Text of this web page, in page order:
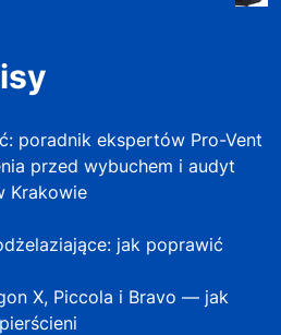
poradnik ekspertów Pro-Vent
przed wybuchem i audyt
Krakowie
jak poprawić
X, Piccola i Bravo — jak